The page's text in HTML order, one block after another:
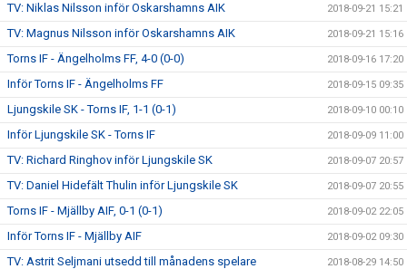
TV: Niklas Nilsson inför Oskarshamns AIK 2018-09-21 15:21
TV: Magnus Nilsson inför Oskarshamns AIK 2018-09-21 15:16
Torns IF - Ängelholms FF, 4-0 (0-0) 2018-09-16 17:20
Inför Torns IF - Ängelholms FF 2018-09-15 09:35
Ljungskile SK - Torns IF, 1-1 (0-1) 2018-09-10 00:10
Inför Ljungskile SK - Torns IF 2018-09-09 11:00
TV: Richard Ringhov inför Ljungskile SK 2018-09-07 20:57
TV: Daniel Hidefält Thulin inför Ljungskile SK 2018-09-07 20:55
Torns IF - Mjällby AIF, 0-1 (0-1) 2018-09-02 22:05
Inför Torns IF - Mjällby AIF 2018-09-02 09:30
TV: Astrit Seljmani utsedd till månadens spelare 2018-08-29 14:50